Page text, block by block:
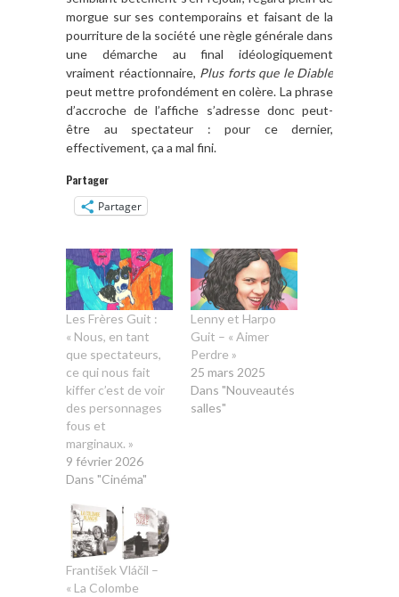
morgue sur ses contemporains et faisant de la
pourriture de la société une règle générale dans
une démarche au final idéologiquement
vraiment réactionnaire, Plus forts que le Diable
peut mettre profondément en colère. La phrase
d’accroche de l’affiche s’adresse donc peut-
être au spectateur : pour ce dernier,
effectivement, ça a mal fini.
Partager
Partager
Les Frères Guit :
« Nous, en tant
que spectateurs,
ce qui nous fait
kiffer c’est de voir
des personnages
fous et
marginaux. »
9 février 2026
Dans "Cinéma"
Lenny et Harpo
Guit – « Aimer
Perdre »
25 mars 2025
Dans "Nouveautés
salles"
František Vláčil –
« La Colombe